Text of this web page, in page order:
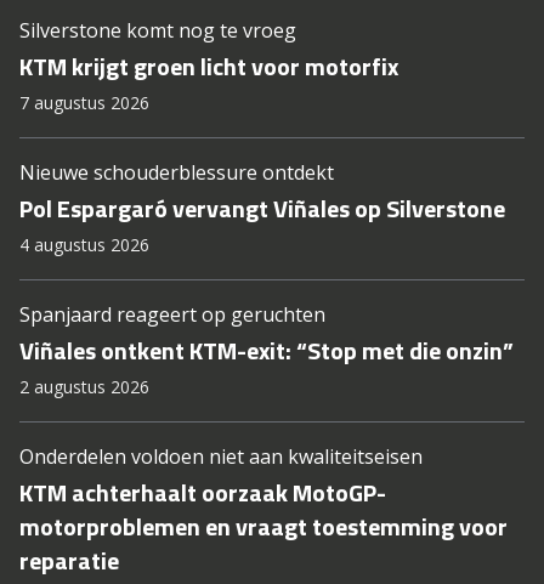
Silverstone komt nog te vroeg
KTM krijgt groen licht voor motorfix
7 augustus 2026
Nieuwe schouderblessure ontdekt
Pol Espargaró vervangt Viñales op Silverstone
4 augustus 2026
Spanjaard reageert op geruchten
Viñales ontkent KTM-exit: “Stop met die onzin”
2 augustus 2026
Onderdelen voldoen niet aan kwaliteitseisen
KTM achterhaalt oorzaak MotoGP-
motorproblemen en vraagt toestemming voor
reparatie